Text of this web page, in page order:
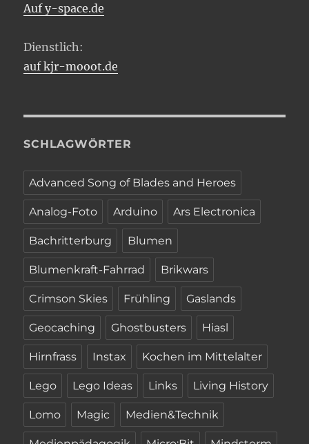
Auf y-space.de
Dienstlich:
auf kjr-mooot.de
SCHLAGWÖRTER
Advanced Song of Blades and Heroes
Analog-Foto Arduino Ars Electronica
Bachritterburg Blumen
Blumenkraft-Fahrrad Brikwars
Crimson Skies Frühling Gaslands
Geocaching Ghostbusters Hiasl
Hirnfrass Instax Kochen im Mittelalter
Lego Lego Ideas Links Living History
Lomo Magic Medien&Technik